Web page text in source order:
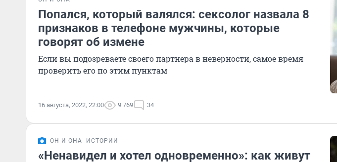
Попался, который валялся: сексолог назвала 8
признаков в телефоне мужчины, которые
говорят об измене
Если вы подозреваете своего партнера в неверности, самое время
проверить его по этим пунктам
16 августа, 2022, 22:00 9 769 34
ОН И ОНА ИСТОРИИ
«Ненавидел и хотел одновременно»: как живут